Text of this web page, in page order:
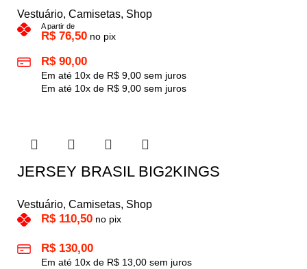
Vestuário, Camisetas, Shop
A partir de
R$76,50 no pix
R$90,00
Em até 10x de R$ 9,00 sem juros
Em até 10x de R$ 9,00 sem juros
JERSEY BRASIL BIG2KINGS
Vestuário, Camisetas, Shop
R$110,50 no pix
R$130,00
Em até 10x de R$ 13,00 sem juros